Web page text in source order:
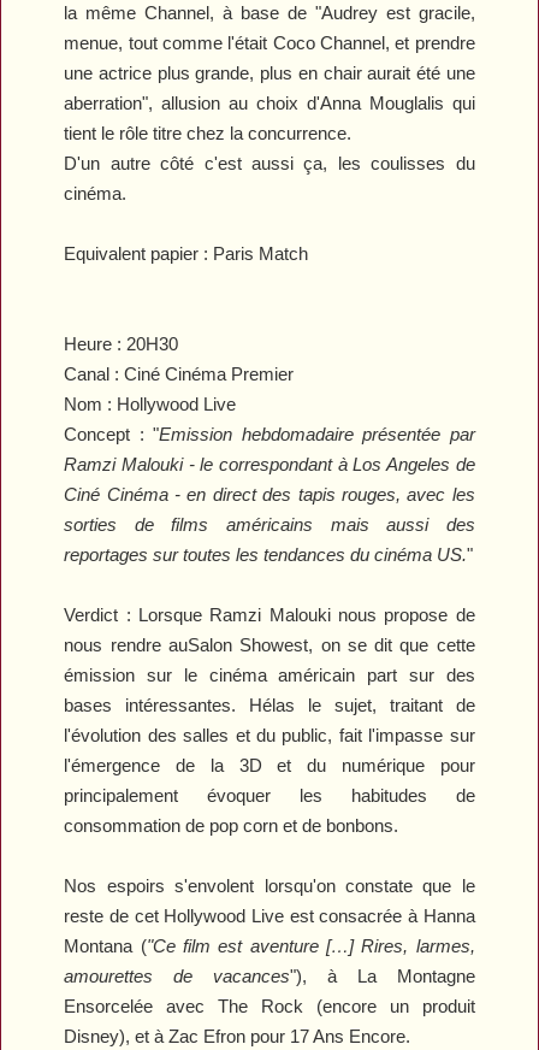
la même Channel, à base de "Audrey est gracile,
menue, tout comme l'était Coco Channel, et prendre
une actrice plus grande, plus en chair aurait été une
aberration", allusion au choix d'Anna Mouglalis qui
tient le rôle titre chez la concurrence.
D'un autre côté c'est aussi ça, les coulisses du
cinéma.
Equivalent papier : Paris Match
Heure : 20H30
Canal :Ciné Cinéma Premier
Nom : Hollywood Live
Concept :"Emission hebdomadaire présentée par
Ramzi Malouki - le correspondant à Los Angeles de
Ciné Cinéma - en direct des tapis rouges, avec les
sorties de films américains mais aussi des
reportages sur toutes les tendances du cinéma US."
Verdict : Lorsque Ramzi Malouki nous propose de
nous rendre auSalon Showest, on se dit que cette
émission sur le cinéma américain part sur des
bases intéressantes. Hélas le sujet, traitant de
l'évolution des salles et du public, fait l'impasse sur
l'émergence de la 3D et du numérique pour
principalement évoquer les habitudes de
consommation de pop corn et de bonbons.
Nos espoirs s'envolent lorsqu'on constate que le
reste de cet Hollywood Live est consacrée à Hanna
Montana ("Ce film est aventure […] Rires, larmes,
amourettes de vacances"), à La Montagne
Ensorceléeavec The Rock (encore un produit
Disney), et à Zac Efron pour 17 Ans Encore.